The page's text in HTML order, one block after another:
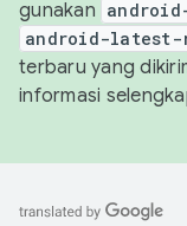
gunakan
android-latest-
terbaru yang
informasi